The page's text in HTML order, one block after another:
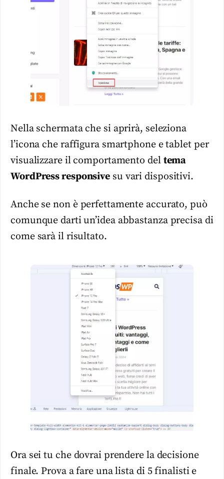
Nella schermata che si aprirà, seleziona
l’icona che raffigura smartphone e tablet per
visualizzare il comportamento del tema
WordPressresponsive su vari dispositivi.
Anche se non è perfettamente accurato, può
comunque darti un’idea abbastanza precisa di
come sarà il risultato.
Ora sei tu che dovrai prendere la decisione
finale. Prova a fare una lista di 5 finalisti e